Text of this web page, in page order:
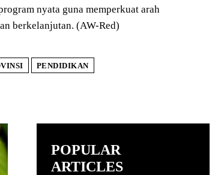
nyata guna memperkuat arah
berkelanjutan. (AW-Red)
PENDIDIKAN
POPULAR
ARTICLES